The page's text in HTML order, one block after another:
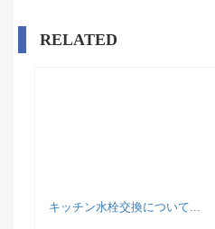
RELATED
キッチン水栓交換について...